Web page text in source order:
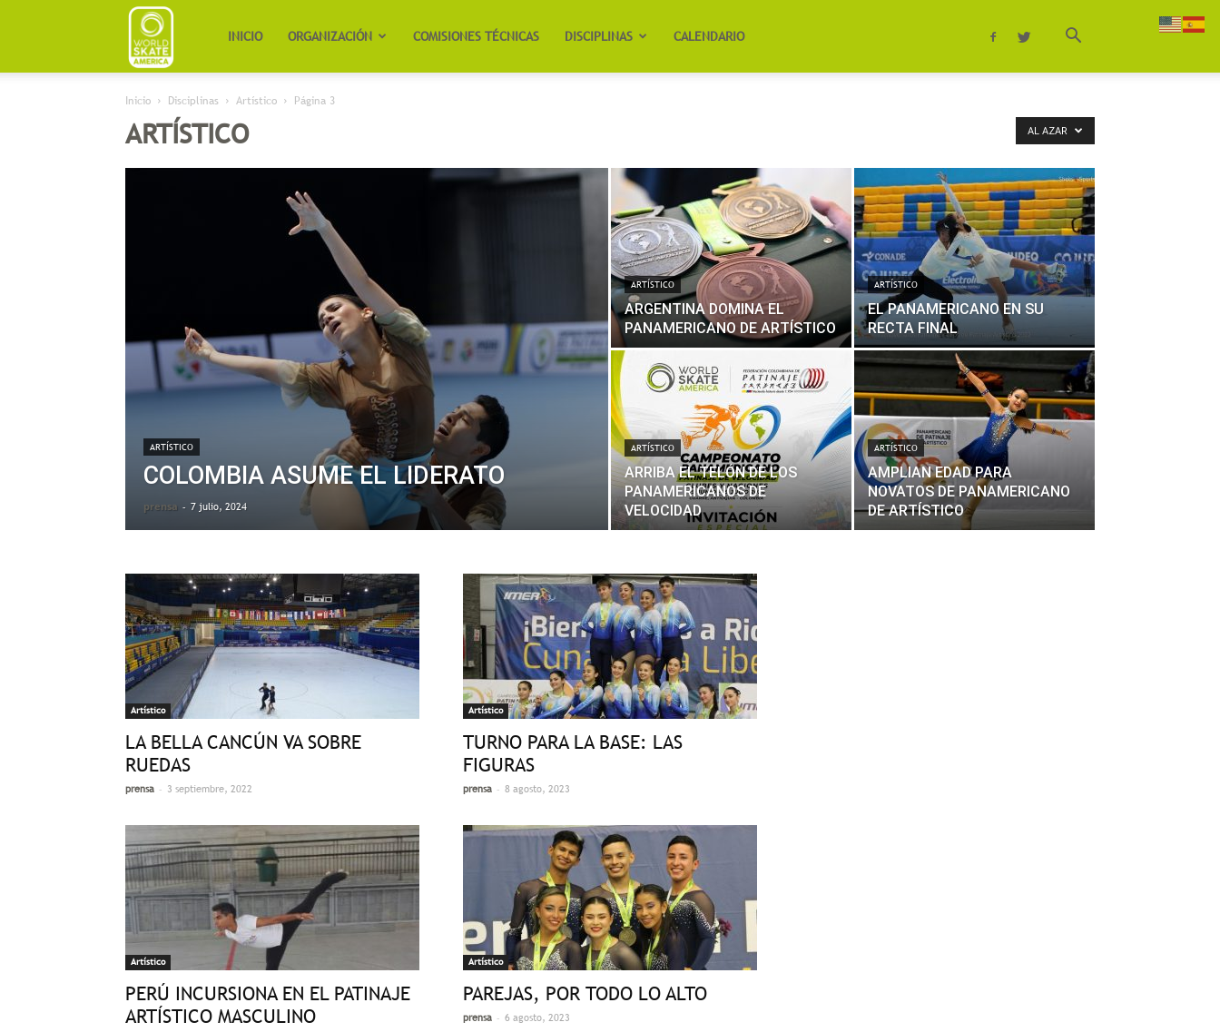
Worldskate
America
INICIO ORGANIZACIÓN COMISIONES TÉCNICAS DISCIPLINAS CALENDARIO
Inicio Disciplinas Artístico Página 3
ARTÍSTICO AL AZAR
ARTÍSTICO
COLOMBIA ASUME EL LIDERATO
prensa - 7 julio, 2024
ARTÍSTICO
ARGENTINA DOMINA EL
PANAMERICANO DE ARTÍSTICO
ARTÍSTICO
EL PANAMERICANO EN SU
RECTA FINAL
ARTÍSTICO
ARRIBA EL TELÓN DE LOS
PANAMERICANOS DE
VELOCIDAD
ARTÍSTICO
AMPLIAN EDAD PARA
NOVATOS DE PANAMERICANO
DE ARTÍSTICO
Artístico
LA BELLA CANCÚN VA SOBRE
RUEDAS
prensa - 3 septiembre, 2022
Artístico
TURNO PARA LA BASE: LAS
FIGURAS
prensa - 8 agosto, 2023
Artístico
PERÚ INCURSIONA EN EL PATINAJE
ARTÍSTICO MASCULINO
Artístico
PAREJAS, POR TODO LO ALTO
prensa - 6 agosto, 2023